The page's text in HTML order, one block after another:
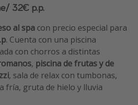
32€ p.p.
al spa con precio especial para
. Cuenta con una piscina
con chorros a distintas
, piscina de frutas y de
, sala de relax con tumbonas,
fría, gruta de hielo y lluvia